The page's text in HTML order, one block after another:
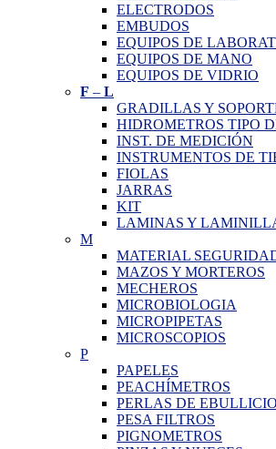
ELECTRODOS
EMBUDOS
EQUIPOS DE
EQUIPOS DE MANO
EQUIPOS DE VIDRIO
F – L
GRADILLAS Y
HIDROMETROS TIPO
INST. DE MEDICIÓN
INSTRUMENTOS DE
FIOLAS
JARRAS
KIT
LAMINAS Y
M
MATERIAL
MAZOS Y MORTEROS
MECHEROS
MICROBIOLOGIA
MICROPIPETAS
MICROSCOPIOS
P
PAPELES
PEACHÍMETROS
PERLAS DE
PESA FILTROS
PIGNOMETROS